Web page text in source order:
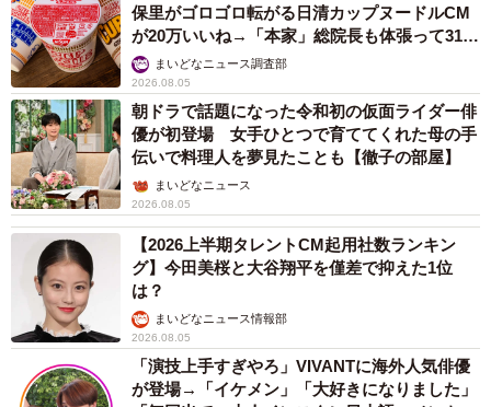
保里がゴロゴロ転がる日清カップヌードルCM
が20万いいね→「本家」総院長も体張って31万
いいねまいどなニュース調査部
2026.08.05
朝ドラで話題になった令和初の仮面ライダー俳
優が初登場 女手ひとつで育ててくれた母の手
伝いで料理人を夢見たことも【徹子の部屋】
まいどなニュース
2026.08.05
【2026上半期タレントCM起用社数ランキン
グ】今田美桜と大谷翔平を僅差で抑えた1位
は？
まいどなニュース情報部
2026.08.05
「演技上手すぎやろ」VIVANTに海外人気俳優
が登場→「イケメン」「大好きになりました」